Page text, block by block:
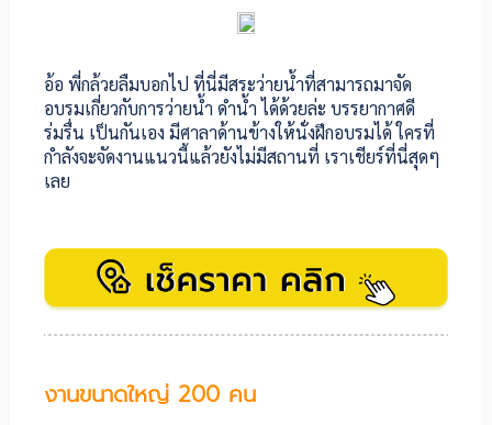
อ้อ พี่กล้วยลืมบอกไป ที่นี่มีสระว่ายน้ำที่สามารถมาจัด
อบรมเกี่ยวกับการว่ายน้ำ ดำน้ำ ได้ด้วยล่ะ บรรยากาศดี
ร่มรื่น เป็นกันเอง มีศาลาด้านข้างให้นั่งฝึกอบรมได้ ใครที่
กำลังจะจัดงานแนวนี้แล้วยังไม่มีสถานที่ เราเชียร์ที่นี่สุดๆ
เลย
งานขนาดใหญ่ 200 คน